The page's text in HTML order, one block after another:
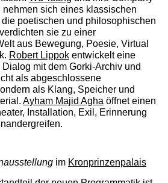
nehmen sich eines klassischen
die poetischen und philosophischen
sie zu einer
aus Bewegung, Poesie, Virtual
Robert Lippokentwickelt eine
mit dem Gorki-Archiv und
als abgeschlossene
als Klang, Speicher und
Ayham Majid Aghaöffnet einen
Installation, Exil, Erinnerung
im Kronprinzenpalais